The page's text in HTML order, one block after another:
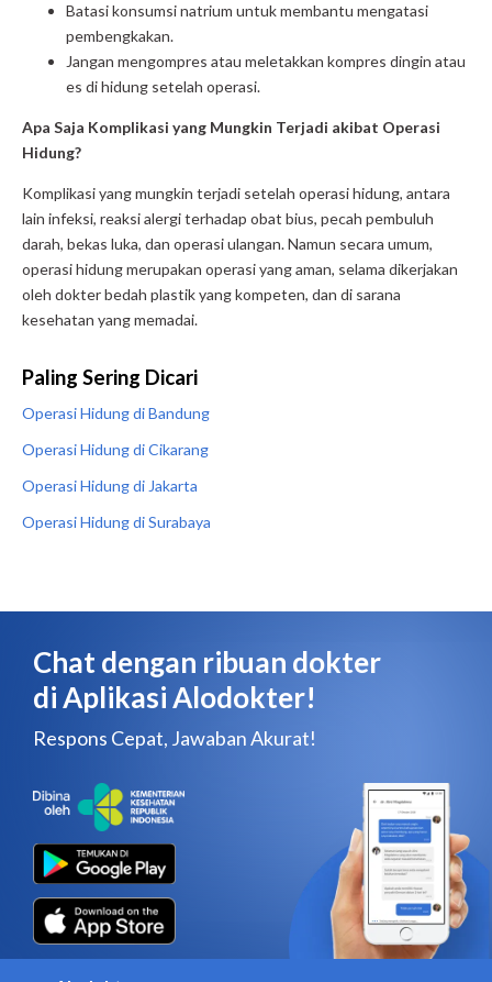
Batasi konsumsi natrium untuk membantu mengatasi
pembengkakan.
Jangan mengompres atau meletakkan kompres dingin atau
es di hidung setelah operasi.
Apa Saja Komplikasi yang Mungkin Terjadi akibat Operasi
Hidung?
Komplikasi yang mungkin terjadi setelah operasi hidung, antara
lain infeksi, reaksi alergi terhadap obat bius, pecah pembuluh
darah, bekas luka, dan operasi ulangan. Namun secara umum,
operasi hidung merupakan operasi yang aman, selama dikerjakan
oleh dokter bedah plastik yang kompeten, dan di sarana
kesehatan yang memadai.
Paling Sering Dicari
Operasi Hidung di Bandung
Operasi Hidung di Cikarang
Operasi Hidung di Jakarta
Operasi Hidung di Surabaya